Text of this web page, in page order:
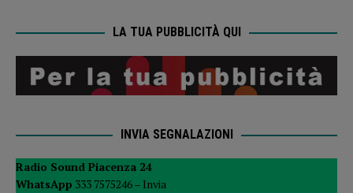
LA TUA PUBBLICITÀ QUI
INVIA SEGNALAZIONI
Radio Sound Piacenza 24
WhatsApp 333 7575246 – Invia